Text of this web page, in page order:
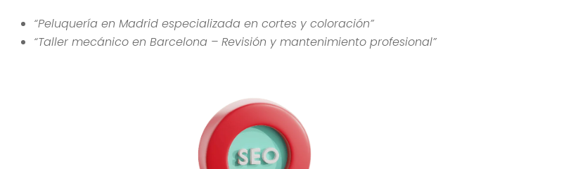
“Peluquería en Madrid especializada en cortes y coloración”
“Taller mecánico en Barcelona – Revisión y mantenimiento profesional”